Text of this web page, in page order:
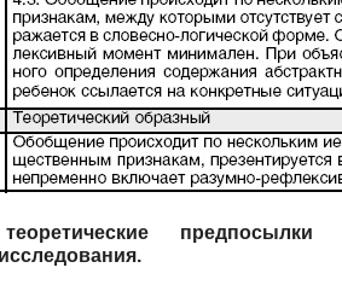
предпосылки